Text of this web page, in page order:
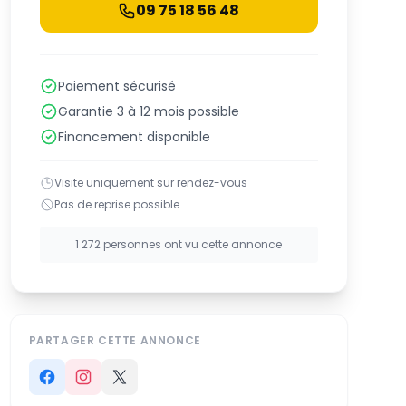
09 75 18 56 48
Paiement sécurisé
Garantie 3 à 12 mois possible
Financement disponible
Visite uniquement sur rendez-vous
Pas de reprise possible
1 272 personnes ont vu cette annonce
PARTAGER CETTE ANNONCE